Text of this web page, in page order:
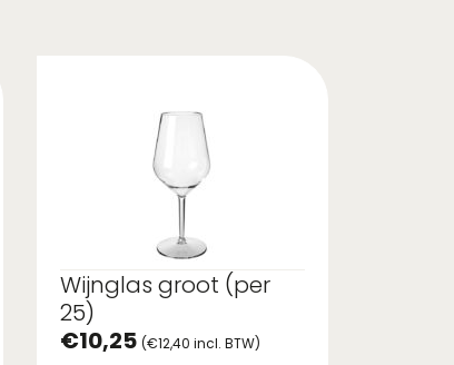
Wijnglas groot (per
25)
€10,25 (€12,40 incl. BTW)